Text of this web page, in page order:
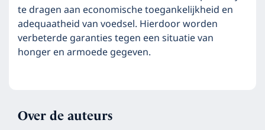
te dragen aan economische toegankelijkheid en
adequaatheid van voedsel. Hierdoor worden
verbeterde garanties tegen een situatie van
honger en armoede gegeven.
Over de auteurs